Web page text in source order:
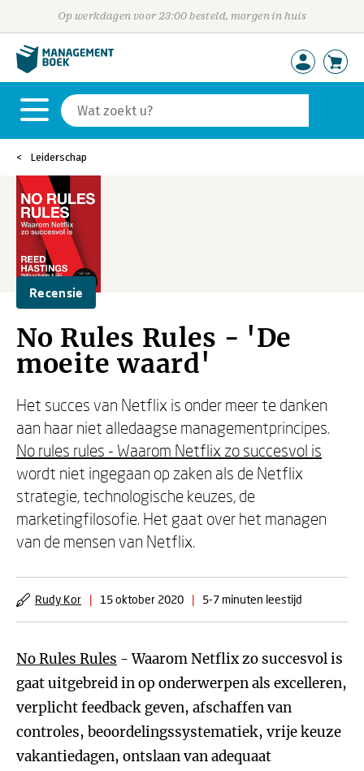
Op werkdagen voor 23:00 besteld, morgen in huis
Leiderschap
Recensie
No Rules Rules - 'De
moeite waard'
Het succes van Netflix is onder meer te danken
aan haar niet alledaagse managementprincipes.
No rules rules - Waarom Netflix zo succesvol is
wordt niet ingegaan op zaken als de Netflix
strategie, technologische keuzes, de
marketingfilosofie. Het gaat over het managen
van de mensen van Netflix.
Rudy Kor | 15 oktober 2020 | 5-7 minuten leestijd
No Rules Rules - Waarom Netflix zo succesvol is
gaat uitgebreid in op onderwerpen als excelleren,
verplicht feedback geven, afschaffen van
controles, beoordelingssystematiek, vrije keuze
vakantiedagen, ontslaan van adequaat